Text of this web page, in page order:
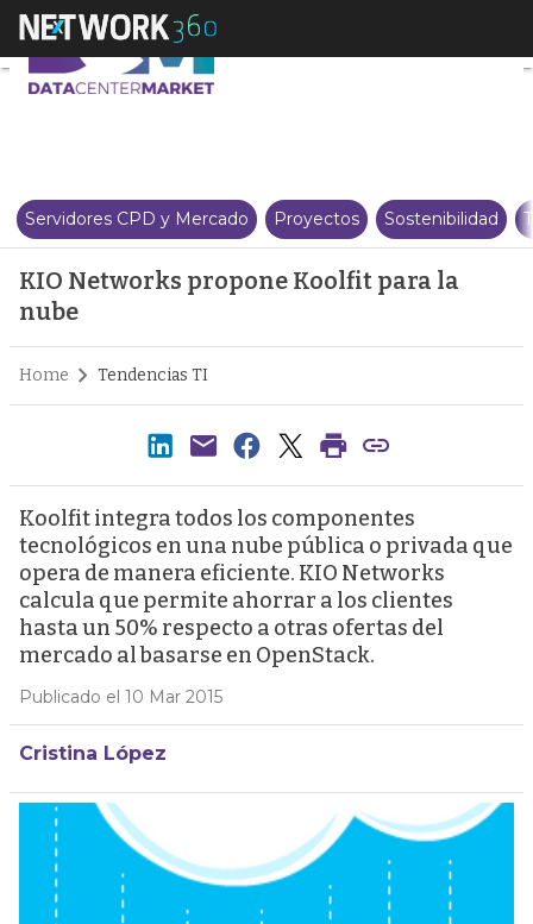
KIO Networks propone Koolfit
Servidores CPD y Mercado Proyectos Sostenibilidad
KIO Networks propone Koolfit para la
nube
Home Tendencias TI
Koolfit integra todos los componentes
tecnológicos en una nube pública o privada que
opera de manera eficiente. KIO Networks
calcula que permite ahorrar a los clientes
hasta un 50% respecto a otras ofertas del
mercado al basarse en OpenStack.
Publicado el 10 Mar 2015
Cristina López